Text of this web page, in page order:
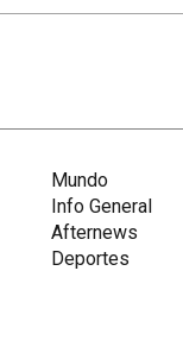
Mundo
Info General
Afternews
Deportes